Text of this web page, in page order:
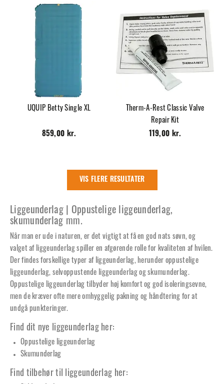
UQUIP Betty Single XL
859,00 kr.
Therm-A-Rest Classic Valve
Repair Kit
119,00 kr.
VIS FLERE RESULTATER
Liggeunderlag | Oppustelige liggeunderlag,
skumunderlag mm.
Når man er ude i naturen, er det vigtigt at få en god nats søvn, og
valget af liggeunderlag spiller en afgørende rolle for kvaliteten af hvilen.
Der findes forskellige typer af liggeunderlag, herunder oppustelige
liggeunderlag, selvoppustende liggeunderlag og skumunderlag.
Oppustelige liggeunderlag tilbyder høj komfort og god isoleringsevne,
men de kræver ofte mere omhyggelig pakning og håndtering for at
undgå punkteringer.
Find dit nye liggeunderlag her:
Oppustelige liggeunderlag
Skumunderlag
Find tilbehør til liggeunderlag her: